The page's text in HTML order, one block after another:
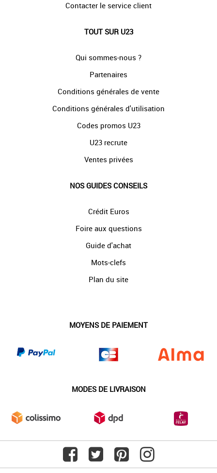
Contacter le service client
TOUT SUR U23
Qui sommes-nous ?
Partenaires
Conditions générales de vente
Conditions générales d'utilisation
Codes promos U23
U23 recrute
Ventes privées
NOS GUIDES CONSEILS
Crédit Euros
Foire aux questions
Guide d'achat
Mots-clefs
Plan du site
MOYENS DE PAIEMENT
MODES DE LIVRAISON